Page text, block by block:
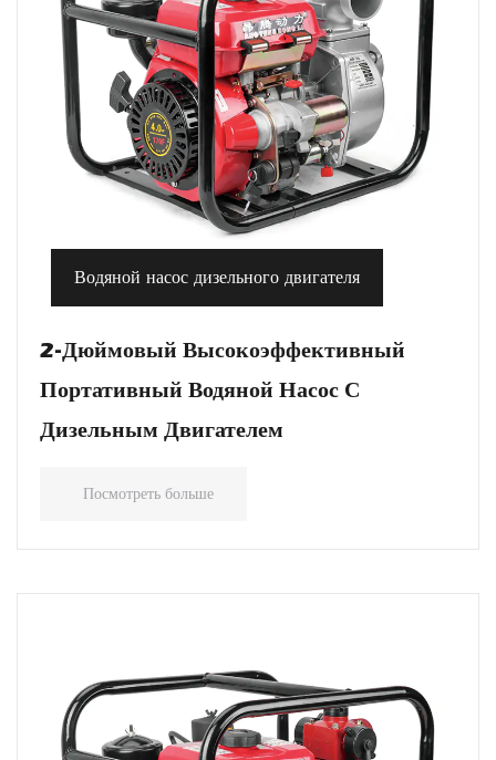
Водяной насос дизельного двигателя
2-Дюймовый Высокоэффективный
Портативный Водяной Насос С
Дизельным Двигателем
Посмотреть больше